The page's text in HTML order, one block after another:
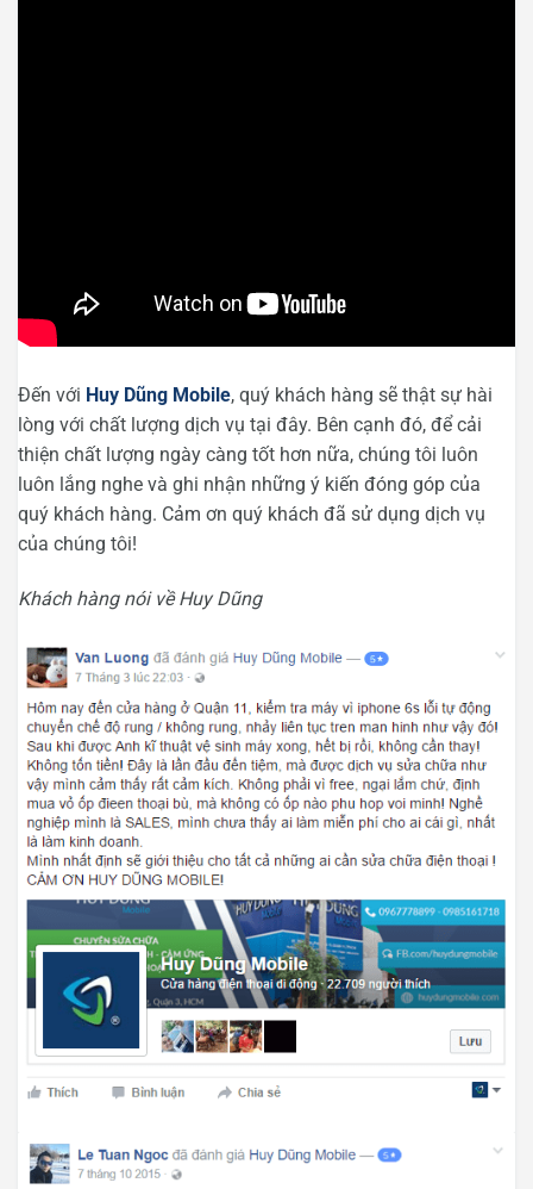
Đến với Huy Dũng Mobile, quý khách hàng sẽ thật sự hài
lòng với chất lượng dịch vụ tại đây. Bên cạnh đó, để cải
thiện chất lượng ngày càng tốt hơn nữa, chúng tôi luôn
luôn lắng nghe và ghi nhận những ý kiến đóng góp của
quý khách hàng. Cảm ơn quý khách đã sử dụng dịch vụ
của chúng tôi!
Khách hàng nói về Huy Dũng